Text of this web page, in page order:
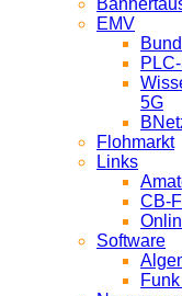
EMV
5G
Flohmarkt
Links
CB-
Software